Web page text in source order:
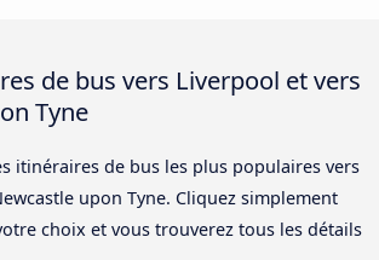
de bus vers Liverpool et vers
Tyne
itinéraires de bus les plus populaires vers
upon Tyne. Cliquez simplement
choix et vous trouverez tous les détails